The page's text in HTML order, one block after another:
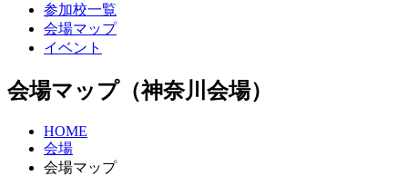
参加校一覧
会場マップ
イベント
会場マップ（神奈川会場）
HOME
会場
会場マップ